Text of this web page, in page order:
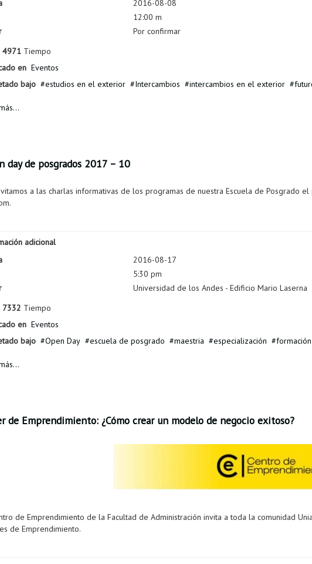
2016-08-08
12:00 m
Por confirmar
4971 Tiempo
en Eventos
bajo
estudios en el exterior Intercambios intercambios en el exterior
day de posgrados 2017 – 10
a las charlas informativas de los programas de nuestra Escuela de Posgrado
adicional
2016-08-17
5:30 pm
Universidad de los Andes - Edificio Mario Laserna
7332 Tiempo
en Eventos
bajo
Open Day escuela de posgrado maestria especialización
de Emprendimiento: ¿Cómo crear un modelo de negocio exitoso?
de Emprendimiento de la Facultad de Administración invita a toda la comunidad
de Emprendimiento.